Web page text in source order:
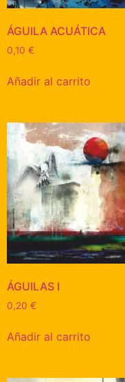
ÁGUILA ACUÁTICA
0,10 €
Añadir al carrito
ÁGUILAS I
0,20 €
Añadir al carrito